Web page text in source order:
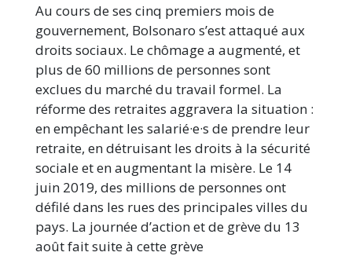
Au cours de ses cinq premiers mois de
gouvernement, Bolsonaro s’est attaqué aux
droits sociaux. Le chômage a augmenté, et
plus de 60 millions de personnes sont
exclues du marché du travail formel. La
réforme des retraites aggravera la situation :
en empêchant les salarié·e·s de prendre leur
retraite, en détruisant les droits à la sécurité
sociale et en augmentant la misère. Le 14
juin 2019, des millions de personnes ont
défilé dans les rues des principales villes du
pays. La journée d’action et de grève du 13
août fait suite à cette grève